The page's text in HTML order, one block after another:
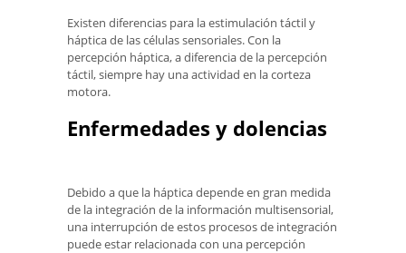
Existen diferencias para la estimulación táctil y
háptica de las células sensoriales. Con la
percepción háptica, a diferencia de la percepción
táctil, siempre hay una actividad en la corteza
motora.
Enfermedades y dolencias
Debido a que la háptica depende en gran medida
de la integración de la información multisensorial,
una interrupción de estos procesos de integración
puede estar relacionada con una percepción